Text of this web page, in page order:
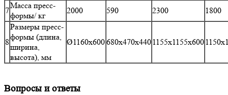
7
Масса пресс-
формы/ кг
2000 590 2300 1800
8
Размеры пресс-
формы (длина,
ширина,
высота), мм
Ø1160х600680х470х440 1155х1155х600
Вопросы и ответы